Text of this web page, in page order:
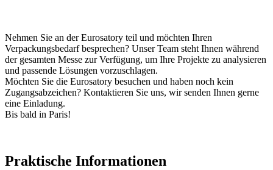
Nehmen Sie an der Eurosatory teil und möchten Ihren
Verpackungsbedarf besprechen? Unser Team steht Ihnen während
der gesamten Messe zur Verfügung, um Ihre Projekte zu analysieren
und passende Lösungen vorzuschlagen.
Möchten Sie die Eurosatory besuchen und haben noch kein
Zugangsabzeichen? Kontaktieren Sie uns, wir senden Ihnen gerne
eine Einladung.
Bis bald in Paris!
Praktische Informationen